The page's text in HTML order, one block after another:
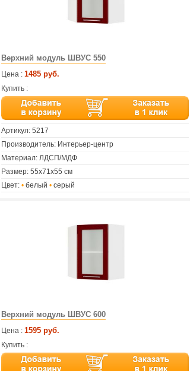
Верхний модуль ШВУС 550
Цена : 1485 руб.
Купить :
Артикул: 5217
Производитель: Интерьер-центр
Материал: ЛДСП/МДФ
Размер: 55х71х55 см
Цвет: • белый • серый
Верхний модуль ШВУС 600
Цена : 1595 руб.
Купить :